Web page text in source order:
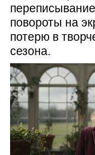
повороты на
потерю в
сезона.